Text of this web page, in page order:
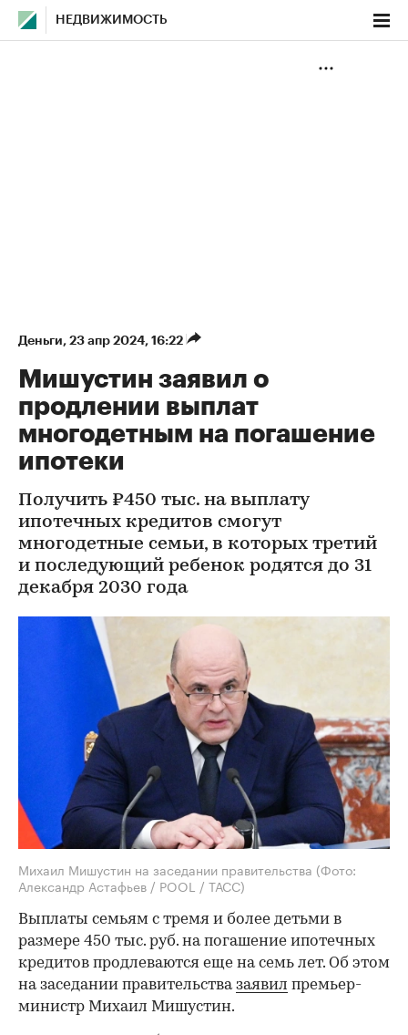
НЕДВИЖИМОСТЬ
Деньги⁠, 23 апр 2024, 16:22
Мишустин заявил о
продлении выплат
многодетным на погашение
ипотеки
Получить ₽450 тыс. на выплату
ипотечных кредитов смогут
многодетные семьи, в которых третий
и последующий ребенок родятся до 31
декабря 2030 года
Михаил Мишустин на заседании правительства (Фото:
Александр Астафьев / POOL / ТАСС)
Выплаты семьям с тремя и более детьми в
размере 450 тыс. руб. на погашение ипотечных
кредитов продлеваются еще на семь лет. Об этом
на заседании правительствазаявил премьер-
министр Михаил Мишустин.